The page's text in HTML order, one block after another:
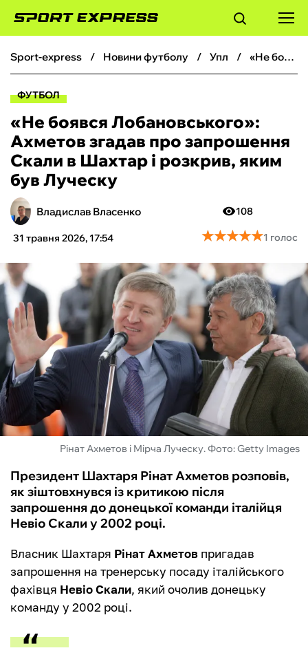
ФУТБОЛ
БОКС
ХОКЕЙ
ТЕНІС
КІБЕРСПОРТ
ЧС-2026
ФУТЗАЛ
ІНШІ
БУКМЕКЕРИ
sport-express новини футболу упл «Не боявся Лобановського‎»: Ахметов згадав про запрошення Скали в Шахтар і розкрив, яким був Луческу
ФУТБОЛ
«Не боявся Лобановського‎»:
Ахметов згадав про запрошення
Скали в Шахтар і розкрив, яким
був Луческу
Владислав Власенко
31 травня 2026, 17:54
108
★★★★★
★★★★★1 голос
Рінат Ахметов і Мірча Луческу. Фото: Getty Images
Президент Шахтаря Рінат Ахметов розповів,
як зіштовхнувся із критикою після
запрошення до донецької команди італійця
Невіо Скали у 2002 році.
Власник Шахтаря Рінат Ахметов пригадав
запрошення на тренерську посаду італійського
фахівця Невіо Скали, який очолив донецьку
команду у 2002 році.